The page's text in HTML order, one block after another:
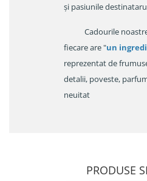
și pasiunile
Cadourile
fiecare are "un
reprezentat de
detalii, poveste,
neuitat
PRODUSE